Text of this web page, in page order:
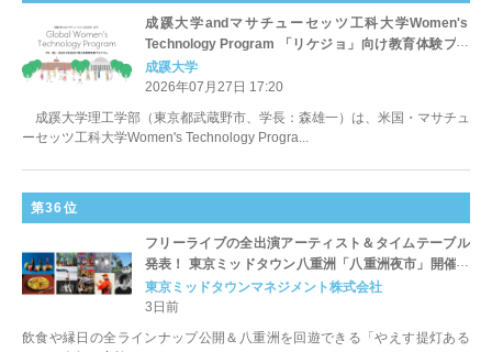
成蹊大学andマサチューセッツ工科大学Women's
Technology Program 「リケジョ」向け教育体験プロ
グラム「Global Women's Technology Program」開
催
成蹊大学
2026年07月27日 17:20
成蹊大学理工学部（東京都武蔵野市、学長：森雄一）は、米国・マサチュ
ーセッツ工科大学Women's Technology Progra...
第36位
フリーライブの全出演アーティスト＆タイムテーブル
発表！ 東京ミッドタウン八重洲「八重洲夜市」開催
期間：2026 年8月28 日（金）～9月6日（日）
東京ミッドタウンマネジメント株式会社
3日前
飲食や縁日の全ラインナップ公開＆八重洲を回遊できる「やえす提灯ある